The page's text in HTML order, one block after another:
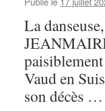
La
Vaud en
son décès …